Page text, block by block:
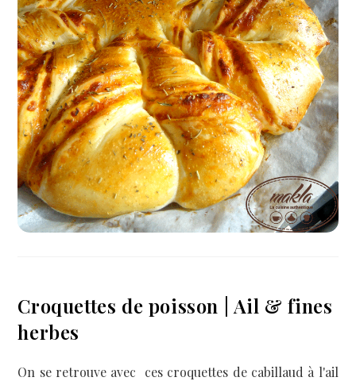
Croquettes de poisson | Ail & fines
herbes
On se retrouve avec ces croquettes de cabillaud à l'ail